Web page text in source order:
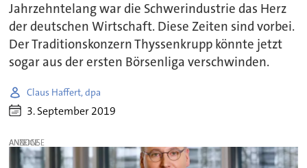
Jahrzehntelang war die Schwerindustrie das Herz
der deutschen Wirtschaft. Diese Zeiten sind vorbei.
Der Traditionskonzern Thyssenkrupp könnte jetzt
sogar aus der ersten Börsenliga verschwinden.
Claus Haffert, dpa
3. September 2019
ANZEIGE